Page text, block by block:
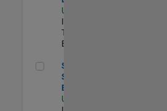
US-MA-Natick
Information
Technology |
Experimentado
Senior Sailpoint IAM Engineer
Senior
Sailpoint IAM
Engineer
US-MA-Natick